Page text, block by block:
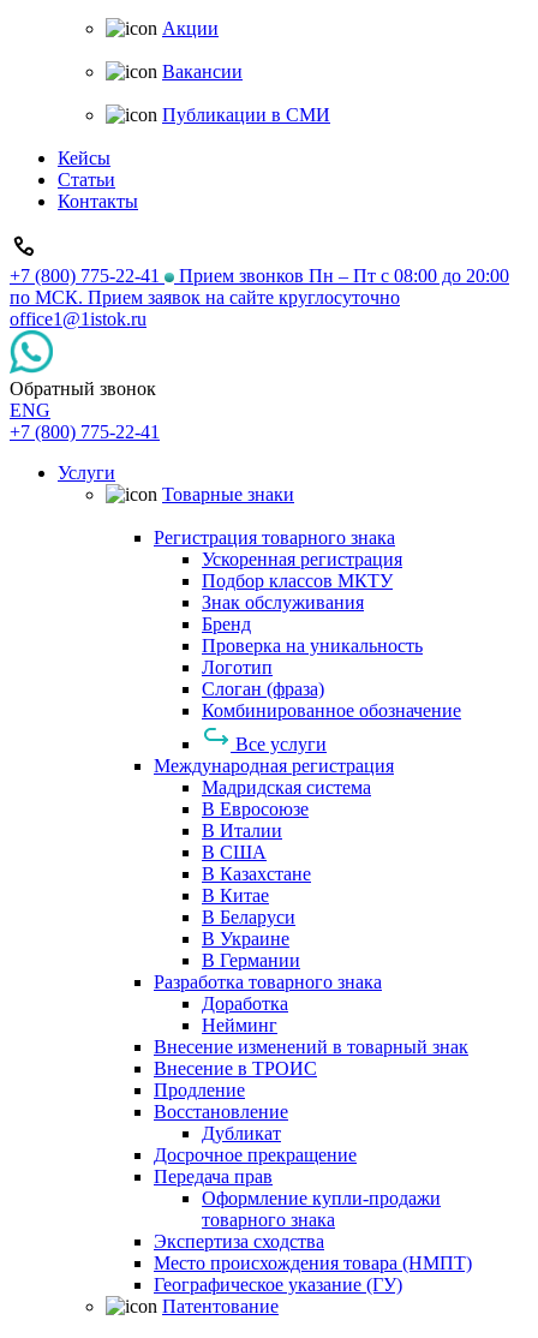
Акции
Вакансии
Публикации в СМИ
Кейсы
Статьи
Контакты
+7 (800) 775-22-41
Прием звонков Пн – Пт с 08:00 до 20:00
по МСК. Прием заявок на сайте круглосуточно
office1@1istok.ru
Обратный звонок
ENG
+7 (800) 775-22-41
Услуги
Товарные знаки
Регистрация товарного знака
Ускоренная регистрация
Подбор классов МКТУ
Знак обслуживания
Бренд
Проверка на уникальность
Логотип
Слоган (фраза)
Комбинированное обозначение
Все услуги
Международная регистрация
Мадридская система
В Евросоюзе
В Италии
В США
В Казахстане
В Китае
В Беларуси
В Украине
В Германии
Разработка товарного знака
Доработка
Нейминг
Внесение изменений в товарный знак
Внесение в ТРОИС
Продление
Восстановление
Дубликат
Досрочное прекращение
Передача прав
Оформление купли-продажи
товарного знака
Экспертиза сходства
Место происхождения товара (НМПТ)
Географическое указание (ГУ)
Патентование